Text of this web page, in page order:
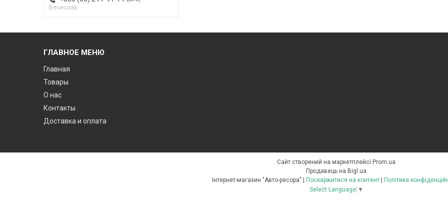
Вячеслав
ГЛАВНОЕ МЕНЮ
Главная
Товары
О нас
Контакты
Доставка и оплата
Сайт створений на маркетплейсі Prom.ua
Продавець на Bigl.ua
Поскаржитися на контент
Політика
Select Language ▼